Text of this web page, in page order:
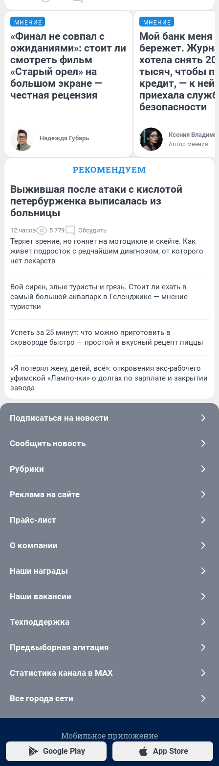
МНЕНИЕ
«Финал не совпал с
ожиданиями»: стоит ли
смотреть фильм
«Старый орел» на
большом экране —
честная рецензия
Надежда Губарь
МНЕНИЕ
Мой банк меня
бережет.
хотела снять
тысяч, чтобы
кредит, — к
приехала
безопасности
Ксения
Автор мнения
РЕКОМЕНДУЕМ
Выжившая после атаки с кислотой
петербурженка выписалась из
больницы
12 часов 5 779 Обсудить
Теряет зрение, но гоняет на мотоцикле и скейте. Как
живет подросток с редчайшим диагнозом, от которого
нет лекарств
Вой сирен, злые туристы и грязь. Стоит ли ехать в
самый большой аквапарк в Геленджике — мнение
туристки
Успеть за 25 минут: что можно приготовить в
сковороде быстро — простой и вкусный рецепт пиццы
«Я потерял жену, детей, всё»: откровения экс-рабочего
уфимской «Лампочки» о долгах по зарплате и закрытии
завода
Подписаться на новости
Сообщить новость
Рубрики
Реклама на сайте
Прайс-лист
О компании
Наши награды
Наши вакансии
Техподдержка
Предвыборная агитация
Статистика канала в MAX
Все города сети
Мобильное приложение
Google Play App Store